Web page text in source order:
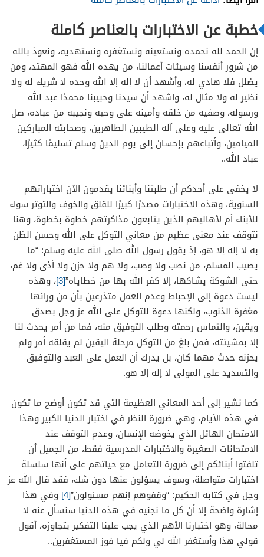
خطبة عن الاختبارات بالعناصر كاملة
إن الحمد لله نحمده ونستعينه ونستغفره ونستهديه، ونعوذ بالله
من شرور أنفسنا وسيئات أعمالنا، من يهده الله فهو المهتد، ومن
يضلل فلا هادي له، وأشهد أن لا إله إلا الله وحده لا شريك له ولا
نظير له ولا مثال له، واشهد أن سيدنا وحبيبنا محمدًا عبد الله
ورسوله، وصفيه من خلقه وأمينه على وحيه ونجيبه من عباده، صل
الله تعالى عليه وعلى آله الطيبين الطاهرين، وصحابته المباركين
الميامين، وأتباعهم بإحسان إلى يوم الدين وسلم تسليمًا كثيرًا،
عباد الله..
لا يخفى على أحدكم أن طلبتنا وأبنائنا يقدمون الآن اختباراتهم
السنوية، وهذه الاختبارات مصدرًا كبيرًا للقلق والخوف والتوتر سواء
للأبناء أم لأهاليهم الذين يتابعون مذاكرتهم خطوة بخطوة، وهنا
نتوقف عند معنى عظيم من معاني التوكل على الله وحسن الظن
به لا إله إلا هو، إذ يقول رسول الله صلى الله عليه وسلم: “ما
يصيب المسلم، من نصب ولا وصب، ولا هم ولا حزن ولا أذى ولا غم،
حتى الشوكة يشاكها، إلا كفر الله بها من خطاياه”[3] ، وهذه
ليست دعوة إلى الإحباط وعدم العمل متذرعين بأن من ورائها
مغفرة الذنوب، ولكنها دعوة للتوكل على الله عز وجل بصدق
ويقين، والتماس رحمته وطلب التوفيق منه، فما من أمر يحدث لنا
إلا بمشيئته، فمن بلغ من التوكل مرحلة اليقين لم يقلقه أمر ولم
يحزنه حدث مهما كان، بل يدرك أن العمل على العبد والتوفيق
والتسديد على المولى لا إله إلا هو.
كما نشير إلى أحد المعاني العظيمة التي قد تكون أوضح ما تكون
في هذه الأيام، وهي ضرورة النظر في اختبار الدنيا الكبير وهذا
الامتحان الهائل الذي يخوضه الإنسان، وعدم التوقف عند
الامتحانات الصغيرة والاختبارات المدرسية فقط، من الجميل أن
تلفتوا أبنائكم إلى ضرورة التعامل مع حياتهم على أنها سلسلة
اختبارات متواصلة، وسوف يسؤلون عنها دون شك، فقد قال الله عز
وجل في كتابه الحكيم: “وقفوهم إنهم مسئولون”[4]
وفي هذا
إشارة واضحة إلا أن كل ما نجنيه في هذه الدنيا سنسأل عنه لا
محالة، وهو اختبارنا الأهم الذي يجب علينا التفكير بتجاوزه، أقول
قولي هذا وأستغفر الله لي ولكم فيا فوز المستغفرين..